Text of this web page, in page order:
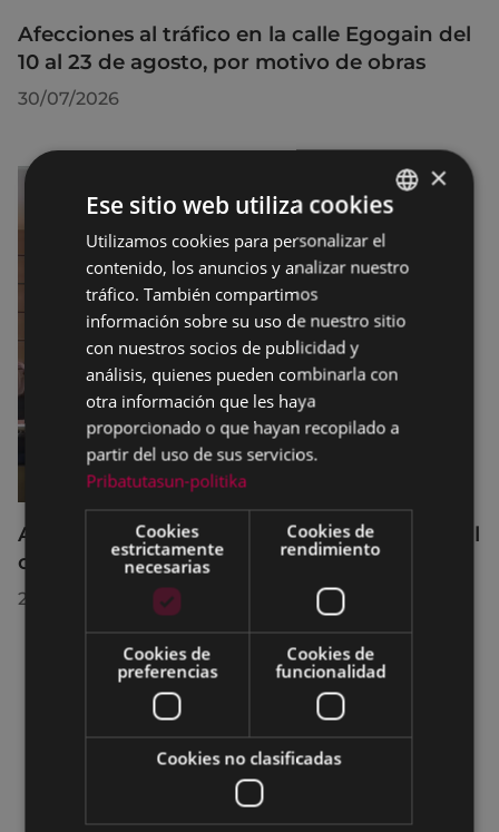
Afecciones al tráfico en la calle Egogain del
10 al 23 de agosto, por motivo de obras
30/07/2026
Acuerdos adoptados por el Pleno Municipal
celebrado el 27 de julio de 2026
28/07/2026
BASQUE
SPANISH
×
Ese sitio web utiliza cookies
Utilizamos cookies para personalizar el
contenido, los anuncios y analizar nuestro
tráfico. También compartimos
información sobre su uso de nuestro sitio
con nuestros socios de publicidad y
análisis, quienes pueden combinarla con
otra información que les haya
proporcionado o que hayan recopilado a
partir del uso de sus servicios.
Pribatutasun-politika
Cookies
estrictamente
necesarias
Cookies de
rendimiento
Cookies de
preferencias
Cookies de
funcionalidad
Cookies no clasificadas